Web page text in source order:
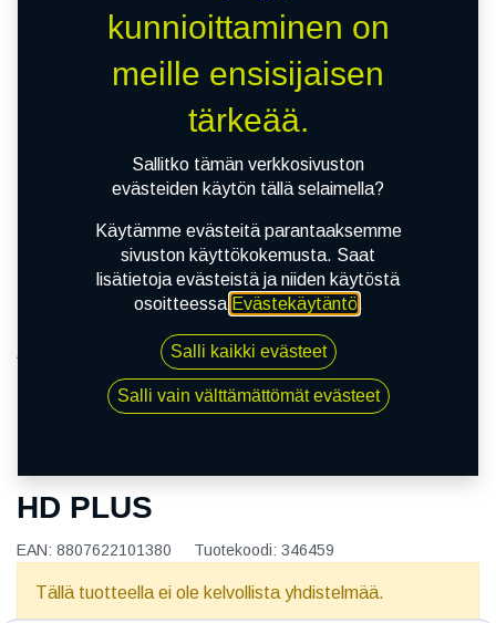
165/60R15 77T NEXEN N'BLUE HD PLUS
HD PLUS
EAN: 8807622101380 Tuotekoodi: 346459
Tällä tuotteella ei ole kelvollista yhdistelmää.
kunnioittaminen on
meille ensisijaisen
tärkeää.
Sallitko tämän verkkosivuston
evästeiden käytön tällä selaimella?
Käytämme evästeitä parantaaksemme
sivuston käyttökokemusta. Saat
lisätietoja evästeistä ja niiden käytöstä
osoitteessa Evästekäytäntö.
Salli kaikki evästeet
Salli vain välttämättömät evästeet